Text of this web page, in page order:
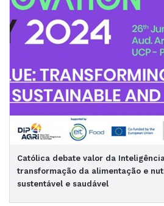
Católica debate valor da
transformação da alimentação e
sustentável e saudável